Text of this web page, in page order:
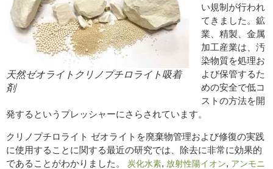
天然ゼオライトクリノプチロライト吸着
剤
い規制が行われ
てきました。鉱
業、精製、金属
加工産業は、汚
染物質を処理お
よび保管するた
めの安全で低コ
ストの方法を開
発するというプレッシャーにさらされています。
クリノプチロライト ゼオライトを廃棄物管理および修復の実践
に使用することに関する最近の研究では、除去に非常に効果的
であることがわかりました。 炭化水素, 放射性陽イオン, アンモニ